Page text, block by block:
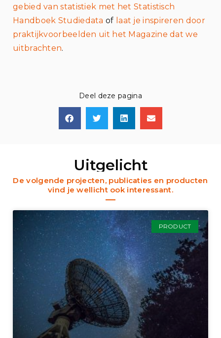
gebied van statistiek met het Statistisch
Handboek Studiedata of laat je inspireren door
praktijkvoorbeelden uit het Magazine dat we
uitbrachten.
Deel deze pagina
Uitgelicht
De volgende projecten, publicaties en producten
vind je wellicht ook interessant.
PRODUCT